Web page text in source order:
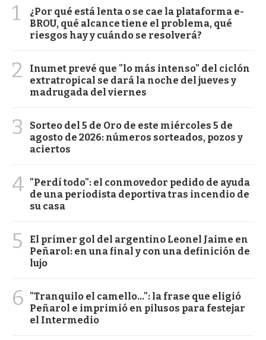
1
¿Por qué está lenta o se cae la plataforma e-
BROU, qué alcance tiene el problema, qué
riesgos hay y cuándo se resolverá?
2
Inumet prevé que "lo más intenso" del ciclón
extratropical se dará la noche del jueves y
madrugada del viernes
3
Sorteo del 5 de Oro de este miércoles 5 de
agosto de 2026: números sorteados, pozos y
aciertos
4 "Perdí todo": el conmovedor pedido de ayuda
de una periodista deportiva tras incendio de
su casa
5
El primer gol del argentino Leonel Jaime en
Peñarol: en una final y con una definición de
lujo
6
"Tranquilo el camello...": la frase que eligió
Peñarol e imprimió en pilusos para festejar
el Intermedio